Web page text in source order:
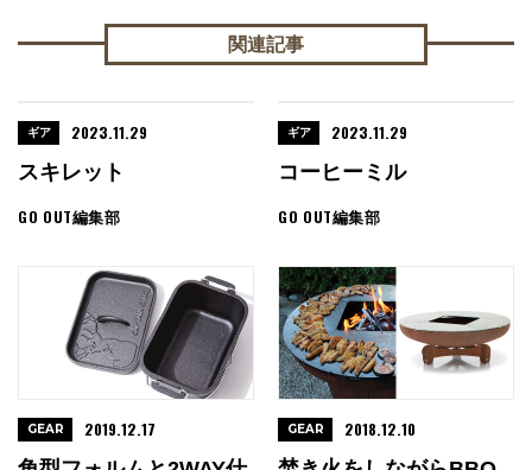
関連記事
スキレット
GO OUT編集部
ギア 2023.11.29
コーヒーミル
GO OUT編集部
ギア 2023.11.29
GEAR 2019.12.17 GEAR 2018.12.10